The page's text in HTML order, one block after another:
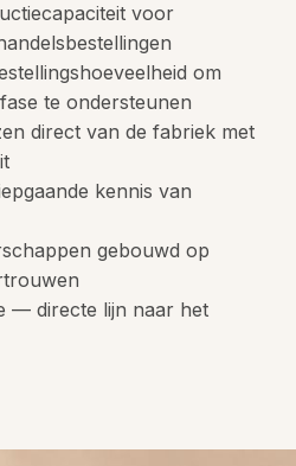
voor
om
te ondersteunen
direct van de fabriek met
kennis van
gebouwd op
— directe lijn naar het